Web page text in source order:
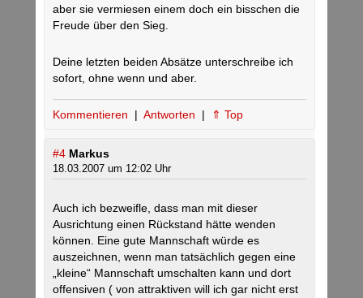
aber sie vermiesen einem doch ein bisschen die
Freude über den Sieg.
Deine letzten beiden Absätze unterschreibe ich
sofort, ohne wenn und aber.
Kommentieren | Antworten | ⇑ Top
#4 Markus
18.03.2007 um 12:02 Uhr
Auch ich bezweifle, dass man mit dieser
Ausrichtung einen Rückstand hätte wenden
können. Eine gute Mannschaft würde es
auszeichnen, wenn man tatsächlich gegen eine
„kleine“ Mannschaft umschalten kann und dort
offensiven ( von attraktiven will ich gar nicht erst